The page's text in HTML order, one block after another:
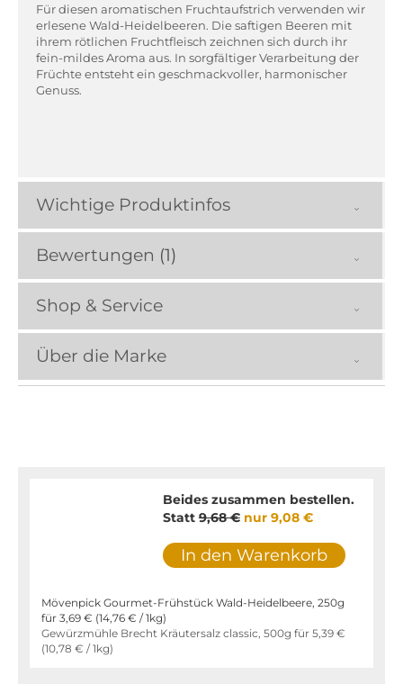
Für diesen aromatischen Fruchtaufstrich verwenden wir
erlesene Wald-Heidelbeeren. Die saftigen Beeren mit
ihrem rötlichen Fruchtfleisch zeichnen sich durch ihr
fein-mildes Aroma aus. In sorgfältiger Verarbeitung der
Früchte entsteht ein geschmackvoller, harmonischer
Genuss.
Wichtige Produktinfos
Bewertungen 1
Shop & Service
Über die Marke
Beides zusammen bestellen.
Statt9,68 € nur 9,08 €
In den Warenkorb
Mövenpick Gourmet-Frühstück Wald-Heidelbeere, 250g
für 3,69 € (14,76 € / 1kg)
Gewürzmühle Brecht Kräutersalz classic, 500g für 5,39 €
(10,78 € / 1kg)